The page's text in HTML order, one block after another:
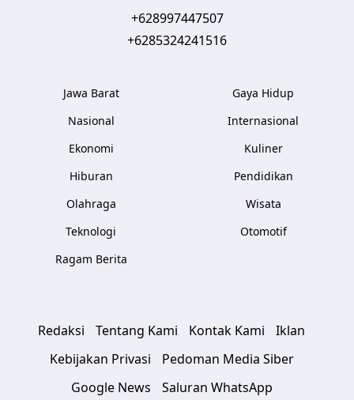
+628997447507
+6285324241516
Jawa Barat
Nasional
Ekonomi
Hiburan
Olahraga
Teknologi
Ragam Berita
Gaya Hidup
Internasional
Kuliner
Pendidikan
Wisata
Otomotif
Redaksi Tentang Kami Kontak Kami
Iklan
Kebijakan Privasi
Pedoman Media Siber
Google News
Saluran WhatsApp